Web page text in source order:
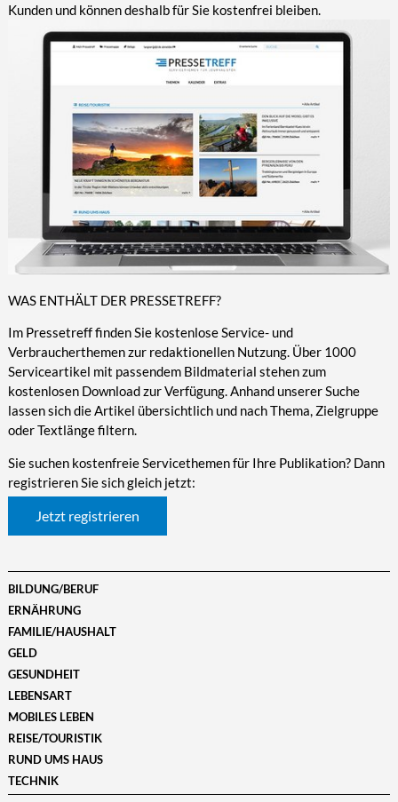
Kunden und können deshalb für Sie kostenfrei bleiben.
WAS ENTHÄLT DER PRESSETREFF?
Im Pressetreff finden Sie kostenlose Service- und
Verbraucherthemen zur redaktionellen Nutzung. Über 1000
Serviceartikel mit passendem Bildmaterial stehen zum
kostenlosen Download zur Verfügung. Anhand unserer Suche
lassen sich die Artikel übersichtlich und nach Thema, Zielgruppe
oder Textlänge filtern.
Sie suchen kostenfreie Servicethemen für Ihre Publikation? Dann
registrieren Sie sich gleich jetzt:
Jetzt registrieren
BILDUNG/BERUF
ERNÄHRUNG
FAMILIE/HAUSHALT
GELD
GESUNDHEIT
LEBENSART
MOBILES LEBEN
REISE/TOURISTIK
RUND UMS HAUS
TECHNIK